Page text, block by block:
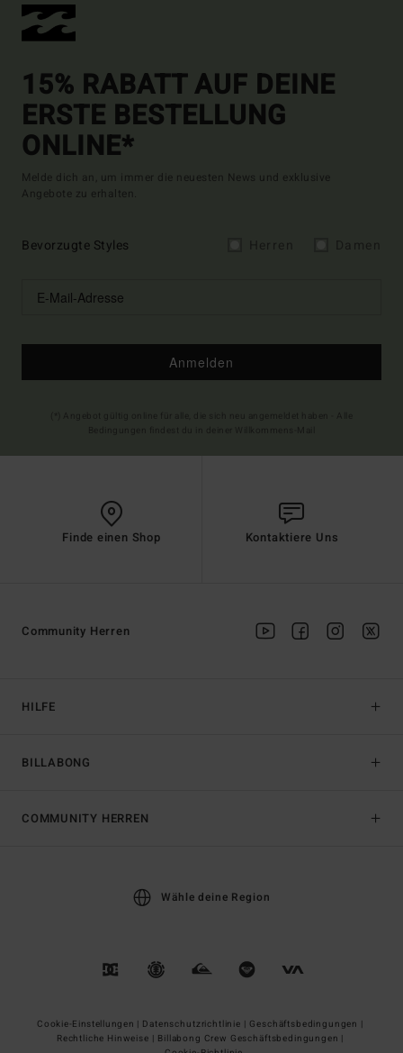
15% RABATT AUF DEINE
ERSTE BESTELLUNG
ONLINE*
Melde dich an, um immer die neuesten News und exklusive
Angebote zu erhalten.
Bevorzugte Styles
Anmelden
Finde einen Shop Kontaktiere Uns
HILFE
BILLABONG
Community Herren
COMMUNITY HERREN
Wähle deine Region
Cookie-Einstellungen | Datenschutzrichtlinie | Geschäftsbedingungen |
Rechtliche Hinweise | Billabong Crew Geschäftsbedingungen |